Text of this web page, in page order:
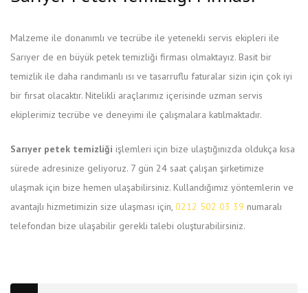
Malzeme ile donanımlı ve tecrübe ile yetenekli servis ekipleri ile
Sarıyer de en büyük petek temizliği firması olmaktayız. Basit bir
temizlik ile daha randımanlı ısı ve tasarruflu faturalar sizin için çok iyi
bir fırsat olacaktır. Nitelikli araçlarımız içerisinde uzman servis
ekiplerimiz tecrübe ve deneyimi ile çalışmalara katılmaktadır.
Sarıyer petek temizliği işlemleri için bize ulaştığınızda oldukça kısa
sürede adresinize geliyoruz. 7 gün 24 saat çalışan şirketimize
ulaşmak için bize hemen ulaşabilirsiniz. Kullandığımız yöntemlerin ve
avantajlı hizmetimizin size ulaşması için, 0212 502 03 39 numaralı
telefondan bize ulaşabilir gerekli talebi oluşturabilirsiniz.